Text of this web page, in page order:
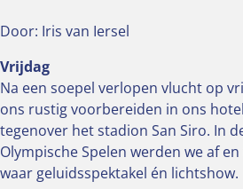
Door: Iris van Iersel
Vrijdag
Na een soepel verlopen vlucht op
ons rustig voorbereiden in ons
tegenover het stadion San Siro. In
Olympische Spelen werden we af
waar geluidsspektakel én lichtshow.